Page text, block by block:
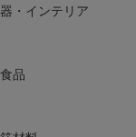
器・インテリア
食品